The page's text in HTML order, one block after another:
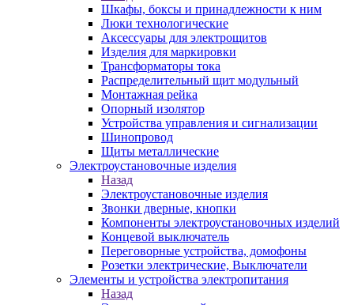
Шкафы, боксы и принадлежности к ним
Люки технологические
Аксессуары для электрощитов
Изделия для маркировки
Трансформаторы тока
Распределительный щит модульный
Монтажная рейка
Опорный изолятор
Устройства управления и сигнализации
Шинопровод
Щиты металлические
Электроустановочные изделия
Назад
Электроустановочные изделия
Звонки дверные, кнопки
Компоненты электроустановочных изделий
Концевой выключатель
Переговорные устройства, домофоны
Розетки электрические, Выключатели
Элементы и устройства электропитания
Назад